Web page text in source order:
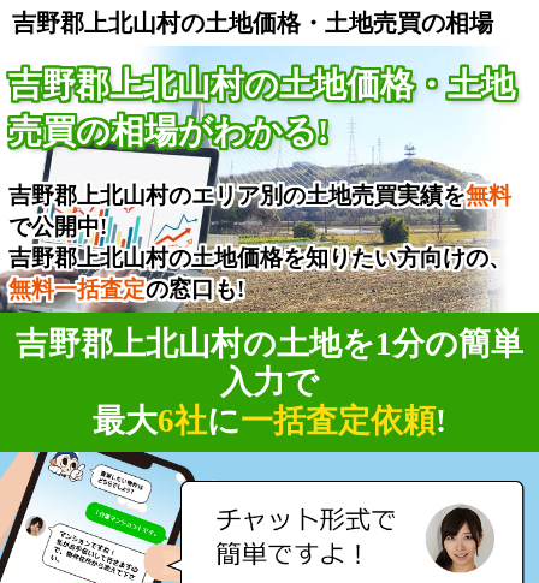
吉野郡上北山村の土地価格・土地売買の相場
吉野郡上北山村の土地価格・土地
売買の相場がわかる!
吉野郡上北山村のエリア別の土地売買実績を無料
で公開中!
吉野郡上北山村の土地価格を知りたい方向けの、
無料一括査定の窓口も!
吉野郡上北山村の土地を1分の簡単
入力で
最大6社に一括査定依頼!